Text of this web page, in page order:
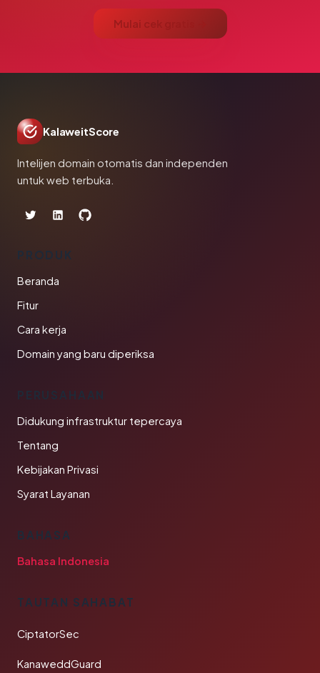
Mulai cek gratis →
KalaweitScore
Intelijen domain otomatis dan independen
untuk web terbuka.
PRODUK
Beranda
Fitur
Cara kerja
Domain yang baru diperiksa
PERUSAHAAN
Didukung infrastruktur tepercaya
Tentang
Kebijakan Privasi
Syarat Layanan
BAHASA
Bahasa Indonesia
TAUTAN SAHABAT
CiptatorSec
KanaweddGuard